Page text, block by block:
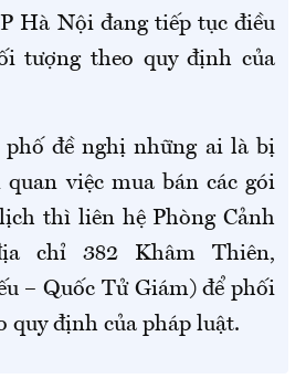
Hà Nội đang tiếp tục điều
tượng theo quy định của
phố đề nghị những ai là bị
việc mua bán các gói
thì liên hệ Phòng Cảnh
chỉ 382 Khâm Thiên,
– Quốc Tử Giám) để phối
quy định của pháp luật.